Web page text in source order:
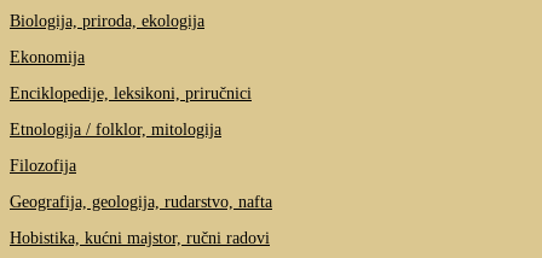
Biologija, priroda, ekologija
Ekonomija
Enciklopedije, leksikoni, priručnici
Etnologija / folklor, mitologija
Filozofija
Geografija, geologija, rudarstvo, nafta
Hobistika, kućni majstor, ručni radovi